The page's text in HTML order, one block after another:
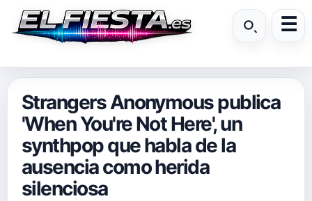
Strangers Anonymous publica
'When You're Not Here', un
synthpop que habla de la
ausencia como herida
silenciosa